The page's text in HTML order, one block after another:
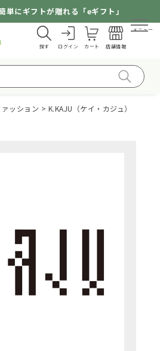
単にギフトが贈れる「eギフト」
探す ログイン カート 店舗情報
メニュー
ァッション K.KAJU（ケイ・カジュ）